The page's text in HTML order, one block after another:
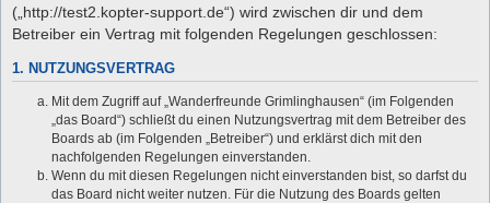
(„http://test2.kopter-support.de“) wird zwischen dir und dem
Betreiber ein Vertrag mit folgenden Regelungen geschlossen:
1. NUTZUNGSVERTRAG
Mit dem Zugriff auf „Wanderfreunde Grimlinghausen“ (im Folgenden
„das Board“) schließt du einen Nutzungsvertrag mit dem Betreiber des
Boards ab (im Folgenden „Betreiber“) und erklärst dich mit den
nachfolgenden Regelungen einverstanden.
Wenn du mit diesen Regelungen nicht einverstanden bist, so darfst du
das Board nicht weiter nutzen. Für die Nutzung des Boards gelten